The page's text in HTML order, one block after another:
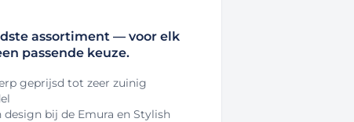
assortiment — voor elk
passende keuze.
geprijsd tot zeer zuinig
design bij de Emura en Stylish